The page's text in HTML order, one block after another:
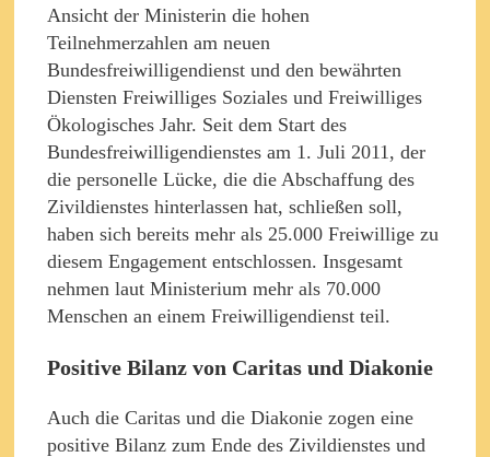
Ansicht der Ministerin die hohen
Teilnehmerzahlen am neuen
Bundesfreiwilligendienst und den bewährten
Diensten Freiwilliges Soziales und Freiwilliges
Ökologisches Jahr. Seit dem Start des
Bundesfreiwilligendienstes am 1. Juli 2011, der
die personelle Lücke, die die Abschaffung des
Zivildienstes hinterlassen hat, schließen soll,
haben sich bereits mehr als 25.000 Freiwillige zu
diesem Engagement entschlossen. Insgesamt
nehmen laut Ministerium mehr als 70.000
Menschen an einem Freiwilligendienst teil.
Positive Bilanz von Caritas und Diakonie
Auch die Caritas und die Diakonie zogen eine
positive Bilanz zum Ende des Zivildienstes und